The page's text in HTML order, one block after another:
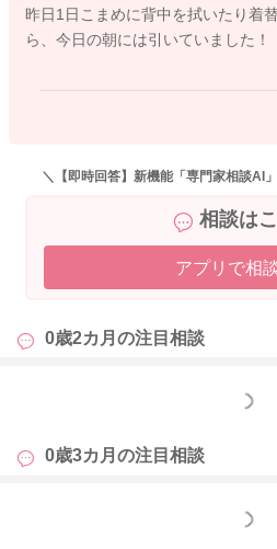
昨日1日こまめに背中を拭いたり着
ら、今日の朝には引いていました！
＼【即時回答】新機能「専門家相談AI
相談は
アプリで相
0歳2カ月の注目相談
もっと見る
0歳3カ月の注目相談
もっと見る